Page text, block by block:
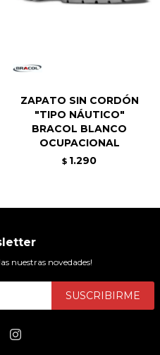
ZAPATO SIN CORDÓN
"TIPO NÁUTICO"
BRACOL BLANCO
OCUPACIONAL
$ 1.290
nuestras novedades!
SUSCRIBIRME
